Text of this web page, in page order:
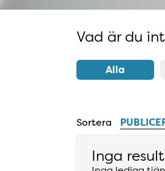
Resultatlista
Vad är du
Alla
Sortera
Inga